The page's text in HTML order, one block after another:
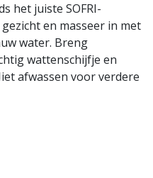
het juiste SOFRI-
en masseer in met
water. Breng
wattenschijfje en
afwassen voor verdere